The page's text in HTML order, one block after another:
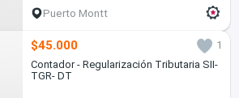
Puerto Montt
$45.000
1
Contador - Regularización Tributaria SII-
TGR- DT